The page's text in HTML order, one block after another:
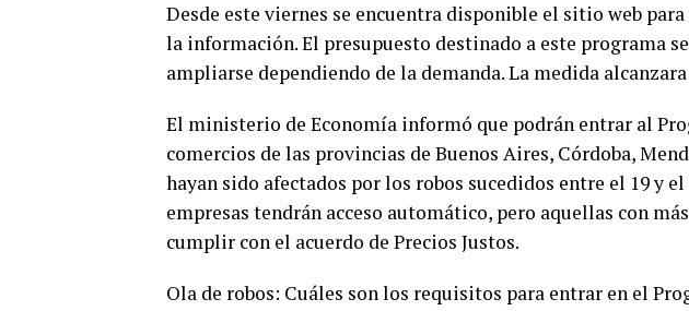
Desde este viernes se encuentra disponible el sitio web
la información. El presupuesto destinado a este programa
ampliarse dependiendo de la demanda. La medida
El ministerio de Economía informó que podrán entrar al
comercios de las provincias de Buenos Aires, Córdoba,
hayan sido afectados por los robos sucedidos entre el 19 y el
empresas tendrán acceso automático, pero aquellas con
cumplir con el acuerdo de Precios Justos.
Ola de robos: Cuáles son los requisitos para entrar en el